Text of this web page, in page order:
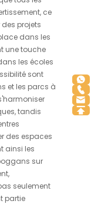
ce
projets
dans les
une touche
les écoles
sont
et les parcs à
tandis
des espaces
ainsi les
sur
seulement
partie